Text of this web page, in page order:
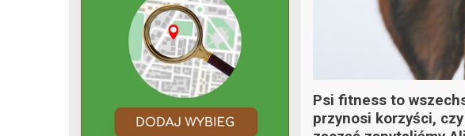
Psi fitness to
przynosi korzyści,